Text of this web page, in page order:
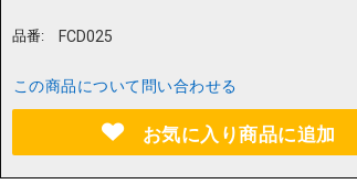
品番: FCD025
この商品について問い合わせる
お気に入り商品に追加